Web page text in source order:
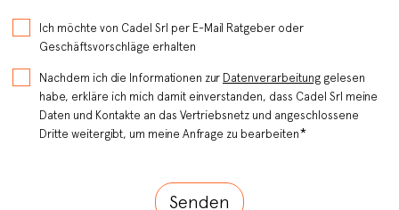
Ich möchte von Cadel Srl per E-Mail Ratgeber oder
Geschäftsvorschläge erhalten
Nachdem ich die Informationen zur Datenverarbeitung gelesen
habe, erkläre ich mich damit einverstanden, dass Cadel Srl meine
Daten und Kontakte an das Vertriebsnetz und angeschlossene
Dritte weitergibt, um meine Anfrage zu bearbeiten*